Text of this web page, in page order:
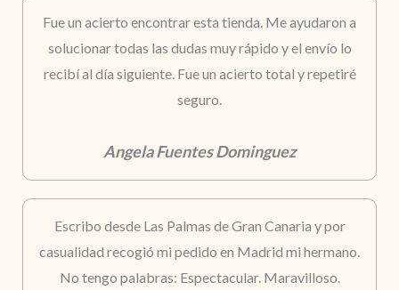
Fue un acierto encontrar esta tienda. Me ayudaron a
solucionar todas las dudas muy rápido y el envío lo
recibí al día siguiente. Fue un acierto total y repetiré
seguro.
Angela Fuentes Dominguez
Escribo desde Las Palmas de Gran Canaria y por
casualidad recogió mi pedido en Madrid mi hermano.
No tengo palabras: Espectacular. Maravilloso.